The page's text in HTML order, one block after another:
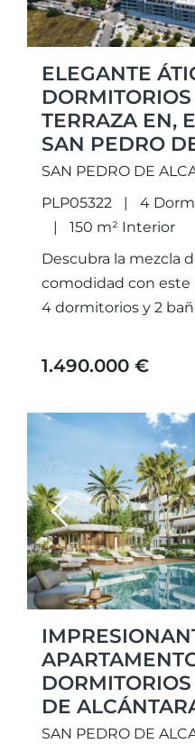
ELEGANTE
TERRAZA EN,
SAN PEDRO
SAN PEDRO DE
PLP05322
4
150 m² Interior
Descubra la mezcla
comodidad con
4 dormitorios y 2
una impresionante...
1.490.000 €
Previous
DE
SAN PEDRO DE